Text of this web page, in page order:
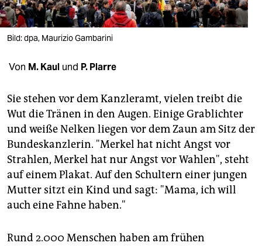
verlag
verlag
fragen & hilfe
unterstützen
abo
genossenschaft
epaper login
Bild: dpa, Maurizio Gambarini
Von M. Kaul und P. Plarre
Sie stehen vor dem Kanzleramt, vielen treibt die
Wut die Tränen in den Augen. Einige Grablichter
und weiße Nelken liegen vor dem Zaun am Sitz der
Bundeskanzlerin. "Merkel hat nicht Angst vor
Strahlen, Merkel hat nur Angst vor Wahlen", steht
auf einem Plakat. Auf den Schultern einer jungen
Mutter sitzt ein Kind und sagt: "Mama, ich will
auch eine Fahne haben."
Rund 2.000 Menschen haben am frühen